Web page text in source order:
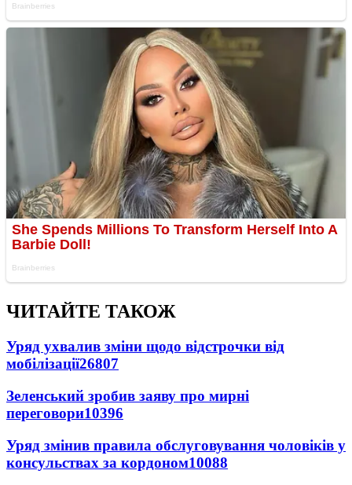
ЧИТАЙТЕ ТАКОЖ
Уряд ухвалив зміни щодо відстрочки від
мобілізації26807
Зеленський зробив заяву про мирні
переговори10396
Уряд змінив правила обслуговування чоловіків у
консульствах за кордоном10088